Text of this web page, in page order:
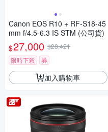
Canon EOS R10 + RF-S18-45
mm f/4.5-6.3 IS STM (公司貨)
$27,000 $28,421
限時下殺
券
加入購物車